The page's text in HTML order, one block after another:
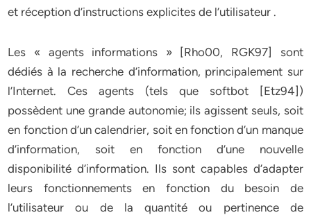
et réception d’instructions explicites de l’utilisateur .
Les « agents informations » [Rho00, RGK97] sont
dédiés à la recherche d’information, principalement sur
l’Internet. Ces agents (tels que softbot [Etz94])
possèdent une grande autonomie; ils agissent seuls, soit
en fonction d’un calendrier, soit en fonction d’un manque
d’information, soit en fonction d’une nouvelle
disponibilité d’information. Ils sont capables d’adapter
leurs fonctionnements en fonction du besoin de
l’utilisateur ou de la quantité ou pertinence de